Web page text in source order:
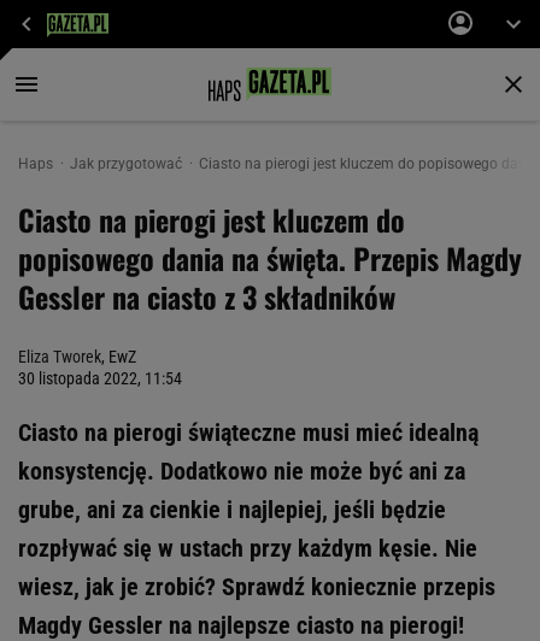
Haps Jak przygotować Ciasto na pierogi jest kluczem do popisowego
Ciasto na pierogi jest kluczem do
popisowego dania na święta. Przepis Magdy
Gessler na ciasto z 3 składników
Eliza Tworek, EwZ
30 listopada 2022, 11:54
Ciasto na pierogi świąteczne musi mieć idealną
konsystencję. Dodatkowo nie może być ani za
grube, ani za cienkie i najlepiej, jeśli będzie
rozpływać się w ustach przy każdym kęsie. Nie
wiesz, jak je zrobić? Sprawdź koniecznie przepis
Magdy Gessler na najlepsze ciasto na pierogi!